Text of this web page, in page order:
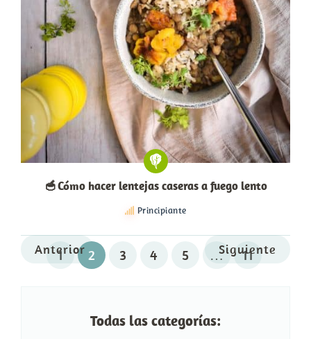
🥣 Cómo hacer lentejas caseras a fuego lento
Principiante
Anterior
1 2 3 4 5 … 11
Siguiente
Todas las categorías: